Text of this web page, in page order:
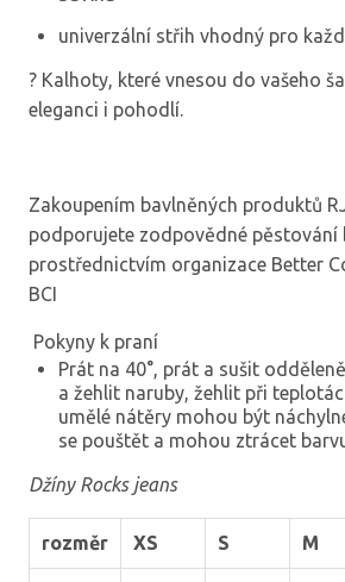
univerzální střih vhodný pro
? Kalhoty, které vnesou do vašeho
eleganci i pohodlí.
Zakoupením bavlněných produktů
podporujete zodpovědné pěstování
prostřednictvím organizace Better
BCI
Pokyny k praní
Prát na 40°, prát a sušit
a žehlit naruby, žehlit při
umělé nátěry mohou být
se pouštět a mohou ztrácet
Džíny Rocks jeans
rozměr XS S M